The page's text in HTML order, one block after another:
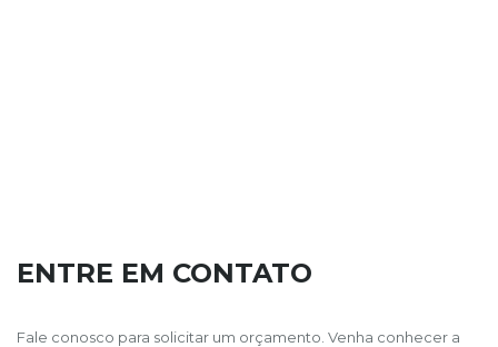
ENTRE EM CONTATO
Fale conosco para solicitar um orçamento. Venha conhecer a